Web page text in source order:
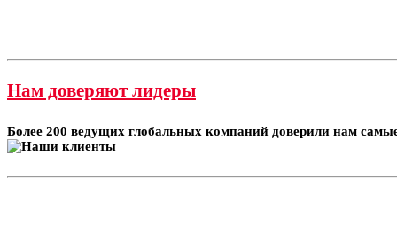
Нам доверяют лидеры
Более 200 ведущих глобальных компаний доверили нам